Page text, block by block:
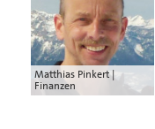
Matthias Pinkert |
Finanzen